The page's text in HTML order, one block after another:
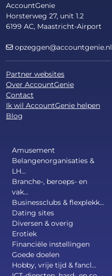
AccountGenie
Horsterweg 27, unit 1.2
6199 AC, Maastricht-Airport
opzeggen@accountgenie.nl
Partner websites
Over AccountGenie
Contact
Ik wil AccountGenie helpen
Blog
Amusement
Belangenorganisaties &
LH...
Branche-, beroeps- en
vak...
Businessclubs & flexplekk...
Dating sites
Diversen & overig
Erotiek
Financiële instellingen
Goede doelen
Hobby, vrije tijd & fancl...